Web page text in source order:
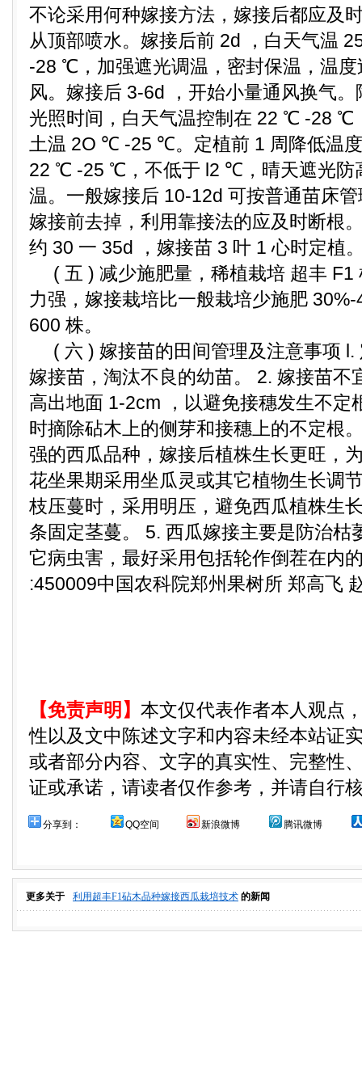
不论采用何种嫁接方法，嫁接后都应及
从顶部喷水。嫁接后前 2d ，白天气温
-28 ℃，加强遮光调温，密封保温，温
风。嫁接后 3-6d ，开始小量通风换气
光照时间，白天气温控制在 22 ℃ -28
土温 2O ℃ -25 ℃。定植前 1 周降低温
22 ℃ -25 ℃，不低于 l2 ℃，晴天遮光防
温。一般嫁接后 10-12d 可按普通苗床
嫁接前去掉，利用靠接法的应及时断根
约 30 一 35d ，嫁接苗 3 叶 1 心时定植
( 五 ) 减少施肥量，稀植栽培 超丰 F1
力强，嫁接栽培比一般栽培少施肥
600 株。
( 六 ) 嫁接苗的田间管理及注意事项 l.
嫁接苗，淘汰不良的幼苗。 2. 嫁接苗不
高出地面 1-2cm ，以避免接穗发生不定
时摘除砧木上的侧芽和接穗上的不定根
强的西瓜品种，嫁接后植株生长更旺，
花坐果期采用坐瓜灵或其它植物生长调
枝压蔓时，采用明压，避免西瓜植株生
条固定茎蔓。 5. 西瓜嫁接主要是防治枯
它病虫害，最好采用包括轮作倒茬在内
:450009中国农科院郑州果树所 郑高飞
【免责声明】 本文仅代表作者本人观点
性以及文中陈述文字和内容未经本站证
或者部分内容、文字的真实性、完整性
证或承诺，请读者仅作参考，并请自行
分享到： QQ空间 新浪微博 腾讯微博
更多关于 利用超丰F1砧木品种嫁接西瓜栽培技术 的新闻